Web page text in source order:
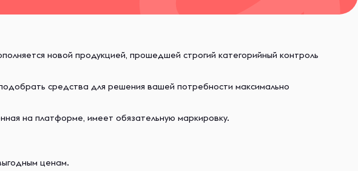
новой продукцией, прошедшей строгий категорийный контроль
средства для решения вашей потребности максимально
на платформе, имеет обязательную маркировку.
ценам.